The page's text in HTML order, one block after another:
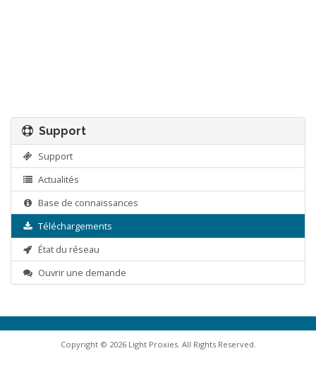
Support
Support
Actualités
Base de connaissances
Téléchargements
État du réseau
Ouvrir une demande
Copyright © 2026 Light Proxies. All Rights Reserved.